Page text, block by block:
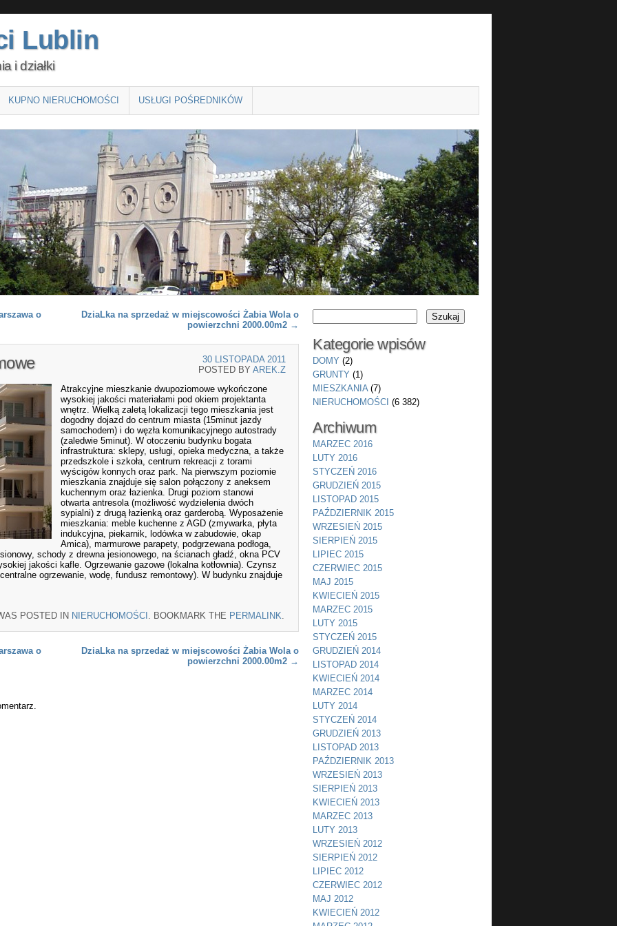
Lublin
i działki
KUPNO NIERUCHOMOŚCI USŁUGI POŚREDNIKÓW
o
DziaLka na sprzedaż w miejscowości Żabia Wola o
powierzchni 2000.00m2 →
30 LISTOPADA 2011
POSTED BY AREK.Z
Atrakcyjne mieszkanie dwupoziomowe wykończone
wysokiej jakości materiałami pod okiem projektanta
wnętrz. Wielką zaletą lokalizacji tego mieszkania jest
dogodny dojazd do centrum miasta (15minut jazdy
samochodem) i do węzła komunikacyjnego autostrady
(zaledwie 5minut). W otoczeniu budynku bogata
infrastruktura: sklepy, usługi, opieka medyczna, a także
przedszkole i szkoła, centrum rekreacji z torami
wyścigów konnych oraz park. Na pierwszym poziomie
mieszkania znajduje się salon połączony z aneksem
kuchennym oraz łazienka. Drugi poziom stanowi
otwarta antresola (możliwość wydzielenia dwóch
sypialni) z drugą łazienką oraz garderobą. Wyposażenie
mieszkania: meble kuchenne z AGD (zmywarka, płyta
indukcyjna, piekarnik, lodówka w zabudowie, okap
Amica), marmurowe parapety, podgrzewana podłoga,
schody z drewna jesionowego, na ścianach gładź, okna PCV
jakości kafle. Ogrzewanie gazowe (lokalna kotłownia). Czynsz
ogrzewanie, wodę, fundusz remontowy). W budynku znajduje
POSTED IN NIERUCHOMOŚCI . BOOKMARK THE PERMALINK
o
DziaLka na sprzedaż w miejscowości Żabia Wola o
powierzchni 2000.00m2 →
Kategorie wpisów
DOMY (2)
GRUNTY (1)
MIESZKANIA(7)
NIERUCHOMOŚCI (6 382)
Archiwum
MARZEC 2016
LUTY 2016
STYCZEŃ 2016
GRUDZIEŃ 2015
LISTOPAD 2015
PAŹDZIERNIK 2015
WRZESIEŃ 2015
SIERPIEŃ 2015
LIPIEC 2015
CZERWIEC 2015
MAJ 2015
KWIECIEŃ 2015
MARZEC 2015
LUTY 2015
STYCZEŃ 2015
GRUDZIEŃ 2014
LISTOPAD 2014
KWIECIEŃ 2014
MARZEC 2014
LUTY 2014
STYCZEŃ 2014
GRUDZIEŃ 2013
LISTOPAD 2013
PAŹDZIERNIK 2013
WRZESIEŃ 2013
SIERPIEŃ 2013
KWIECIEŃ 2013
MARZEC 2013
LUTY 2013
WRZESIEŃ 2012
SIERPIEŃ 2012
LIPIEC 2012
CZERWIEC 2012
MAJ 2012
KWIECIEŃ 2012